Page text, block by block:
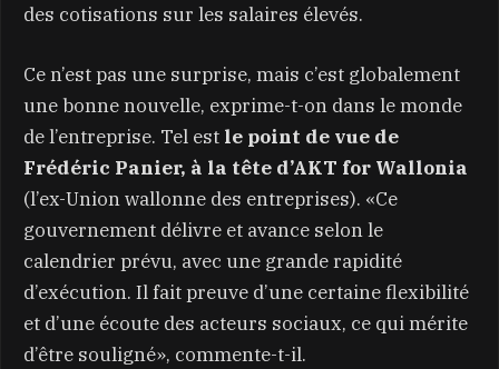
des cotisations sur les salaires élevés.
Ce n’est pas une surprise, mais c’est globalement
une bonne nouvelle, exprime-t-on dans le monde
de l’entreprise. Tel est le point de vue de
Frédéric Panier, à la tête d’AKT for Wallonia
(l’ex-Union wallonne des entreprises). «Ce
gouvernement délivre et avance selon le
calendrier prévu, avec une grande rapidité
d’exécution. Il fait preuve d’une certaine flexibilité
et d’une écoute des acteurs sociaux, ce qui mérite
d’être souligné», commente-t-il.